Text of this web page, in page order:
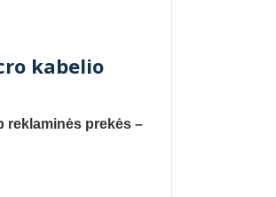
kabelio
reklaminės prekės –